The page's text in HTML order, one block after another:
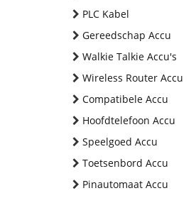
PLC Kabel
Gereedschap Accu
Walkie Talkie Accu's
Wireless Router Accu
Compatibele Accu
Hoofdtelefoon Accu
Speelgoed Accu
Toetsenbord Accu
Pinautomaat Accu